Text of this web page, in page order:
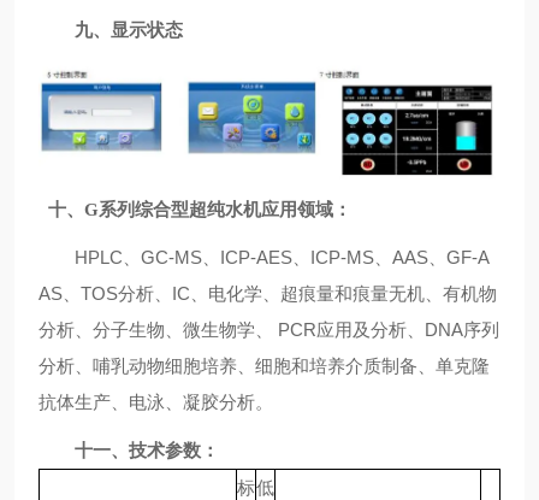
九、显示状态
十、G系列综合型超纯水机应用领域：
HPLC、GC-MS、ICP-AES、ICP-MS、AAS、GF-A
AS、TOS分析、IC、电化学、超痕量和痕量无机、有机物
分析、分子生物、微生物学、 PCR应用及分析、DNA序列
分析、哺乳动物细胞培养、细胞和培养介质制备、单克隆
抗体生产、电泳、凝胶分析。
十一、技术参数：
标低